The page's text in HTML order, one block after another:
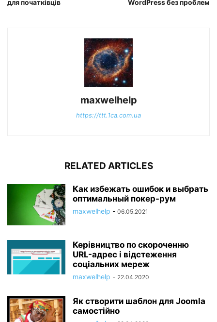
для початківців
WordPress без проблем
maxwelhelp
https://ttt.1ca.com.ua
RELATED ARTICLES
Как избежать ошибок и выбрать
оптимальный покер-рум
maxwelhelp - 06.05.2021
Керівництво по скороченню
URL-адрес і відстеження
соціальних мереж
maxwelhelp - 22.04.2020
Як створити шаблон для Joomla
самостійно